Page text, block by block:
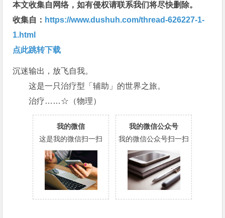
本文收集自网络，如有侵权请联系我们将尽快删除。
收集自： https://www.dushuh.com/thread-626227-1-
1.html
点此跳转下载
沉迷输出，放飞自我。
这是一只治疗型「辅助」的世界之旅。
治疗……☆（物理）
我的微信
这是我的微信扫一扫
我的微信公众号
我的微信公众号扫一扫